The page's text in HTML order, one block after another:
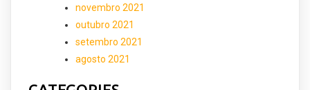
novembro 2021
outubro 2021
setembro 2021
agosto 2021